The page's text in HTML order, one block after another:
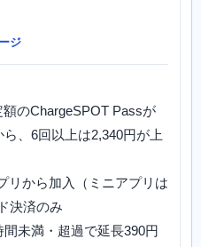
ジ
のChargeSPOT Passが
、6回以上は2,340円が上
リから加入（ミニアプリは
決済のみ
未満・超過で延長390円